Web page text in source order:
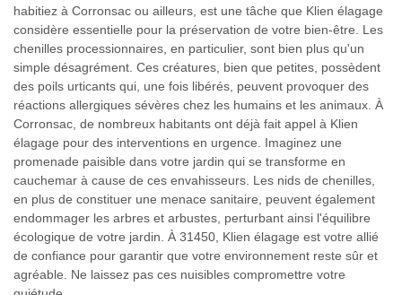
habitiez à Corronsac ou ailleurs, est une tâche que Klien élagage
considère essentielle pour la préservation de votre bien-être. Les
chenilles processionnaires, en particulier, sont bien plus qu'un
simple désagrément. Ces créatures, bien que petites, possèdent
des poils urticants qui, une fois libérés, peuvent provoquer des
réactions allergiques sévères chez les humains et les animaux. À
Corronsac, de nombreux habitants ont déjà fait appel à Klien
élagage pour des interventions en urgence. Imaginez une
promenade paisible dans votre jardin qui se transforme en
cauchemar à cause de ces envahisseurs. Les nids de chenilles,
en plus de constituer une menace sanitaire, peuvent également
endommager les arbres et arbustes, perturbant ainsi l'équilibre
écologique de votre jardin. À 31450, Klien élagage est votre allié
de confiance pour garantir que votre environnement reste sûr et
agréable. Ne laissez pas ces nuisibles compromettre votre